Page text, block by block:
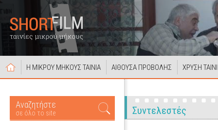
Η ΜΙΚΡΟΥ ΜΗΚΟΥΣ ΤΑΙΝΙΑ ΑΙΘΟΥΣΑ ΠΡΟΒΟΛΗΣ ΧΡΥΣΗ
Αναζητήστε
σε όλο το site Συντελεστές